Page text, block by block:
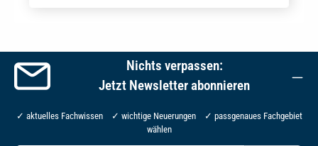
Nichts verpassen:
Jetzt Newsletter abonnieren
✓ aktuelles Fachwissen ✓ wichtige Neuerungen ✓ passgenaues Fachgebiet
wählen